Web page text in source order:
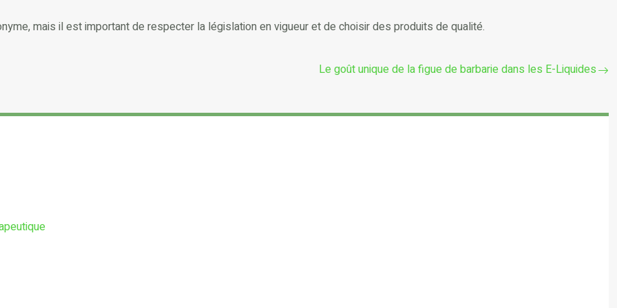
mais il est important de respecter la législation en vigueur et de choisir des produits de qualité.
Le goût unique de la figue de barbarie dans les E-Liquides